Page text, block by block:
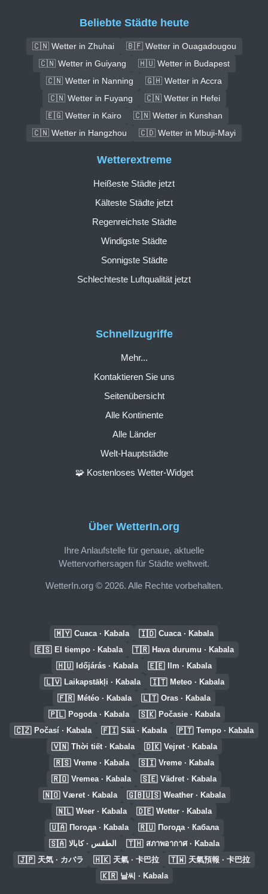
Beliebte Städte heute
🇨🇳 Wetter in Zhuhai
🇧🇫 Wetter in Ouagadougou
🇨🇳 Wetter in Guiyang
🇭🇺 Wetter in Budapest
🇨🇳 Wetter in Nanning
🇬🇭 Wetter in Accra
🇨🇳 Wetter in Fuyang
🇨🇳 Wetter in Hefei
🇪🇬 Wetter in Kairo
🇨🇳 Wetter in Kunshan
🇨🇳 Wetter in Hangzhou
🇨🇩 Wetter in Mbuji-Mayi
Über WetterIn.org
Ihre Anlaufstelle für genaue, aktuelle
Wettervorhersagen für Städte weltweit.
WetterIn.org © 2026. Alle Rechte vorbehalten.
Schnellzugriffe
Mehr...
Kontaktieren Sie uns
Seitenübersicht
Alle Kontinente
Alle Länder
Welt-Hauptstädte
🧩 Kostenloses Wetter-Widget
Wetterextreme
Heißeste Städte jetzt
Kälteste Städte jetzt
Regenreichste Städte
Windigste Städte
Sonnigste Städte
Schlechteste Luftqualität jetzt
🇲🇾 Cuaca · Kabala 🇮🇩 Cuaca · Kabala
🇪🇸 El tiempo · Kabala 🇹🇷 Hava durumu · Kabala
🇭🇺 Időjárás · Kabala 🇪🇪 Ilm · Kabala
🇱🇻 Laikapstākļi · Kabala 🇮🇹 Meteo · Kabala
🇫🇷 Météo · Kabala 🇱🇹 Oras · Kabala
🇵🇱 Pogoda · Kabala 🇸🇰 Počasie · Kabala
🇨🇿 Počasí · Kabala 🇫🇮 Sää · Kabala 🇵🇹 Tempo · Kabala
🇻🇳 Thời tiết · Kabala 🇩🇰 Vejret · Kabala
🇷🇸 Vreme · Kabala 🇸🇮 Vreme · Kabala
🇷🇴 Vremea · Kabala 🇸🇪 Vädret · Kabala
🇳🇴 Været · Kabala 🇬🇧🇺🇸 Weather · Kabala
🇳🇱 Weer · Kabala 🇩🇪 Wetter · Kabala
🇺🇦 Погода · Kabala 🇷🇺 Погода · Кабала
🇸🇦 الطقس · كابالا 🇹🇭 สภาพอากาศ · Kabala
🇯🇵 天気 · カバラ 🇭🇰 天氣 · 卡巴拉 🇹🇼 天氣預報 · 卡巴拉
🇰🇷 날씨 · Kabala